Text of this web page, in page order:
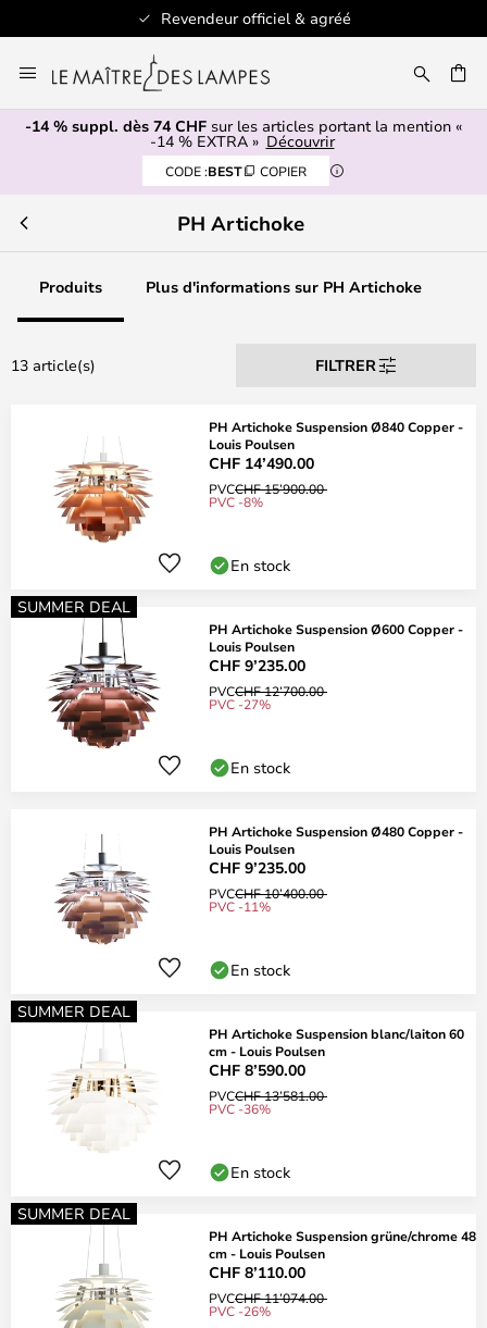
Revendeur officiel & agréé
au
contenu
-14 % suppl. dès 74 CHF sur les articles portant la mention «
-14 % EXTRA » Découvrir
CODE :BEST COPIER
PH Artichoke
Produits Plus d'informations sur PH Artichoke
13 article(s) FILTRER
PH Artichoke Suspension Ø840 Copper -
Louis Poulsen
CHF 14’490.00
PVCCHF 15’900.00
PVC -8%
En stock
SUMMER DEAL
PH Artichoke Suspension Ø600 Copper -
Louis Poulsen
CHF 9’235.00
PVCCHF 12’700.00
PVC -27%
En stock
PH Artichoke Suspension Ø480 Copper -
Louis Poulsen
CHF 9’235.00
PVCCHF 10’400.00
PVC -11%
En stock
SUMMER DEAL
PH Artichoke Suspension blanc/laiton 60
cm - Louis Poulsen
CHF 8’590.00
PVCCHF 13’581.00
PVC -36%
En stock
SUMMER DEAL
PH Artichoke Suspension grüne/chrome 48
cm - Louis Poulsen
CHF 8’110.00
PVCCHF 11’074.00
PVC -26%